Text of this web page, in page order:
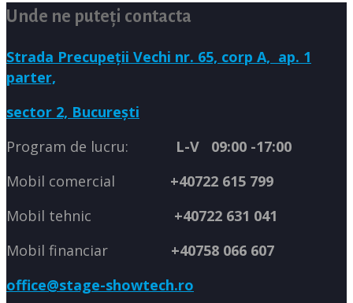
Unde ne puteți contacta
Strada Precupeții Vechi nr. 65, corp A, ap. 1
parter,
sector 2, București
Program de lucru: L-V 09:00 -17:00
Mobil comercial +40722 615 799
Mobil tehnic +40722 631 041
Mobil financiar +40758 066 607
office@stage-showtech.ro